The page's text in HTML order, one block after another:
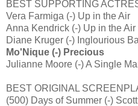
BEST SUPPORTING
Vera Farmiga (-) Up in the Air
Anna Kendrick (-) Up in the Air
Diane Kruger (-) Inglourious
Mo'Nique (-) Precious
Julianne Moore (-) A Single
BEST ORIGINAL
(500) Days of Summer (-)